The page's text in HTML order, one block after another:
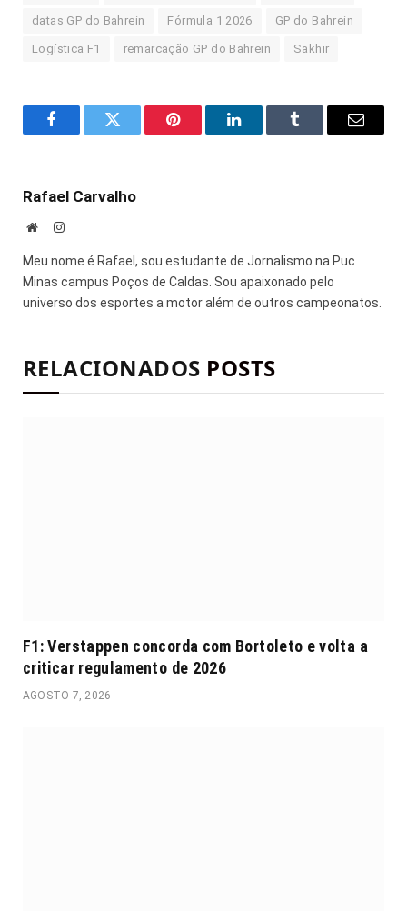
datas GP do Bahrein Fórmula 1 2026 GP do Bahrein
Logística F1 remarcação GP do Bahrein Sakhir
FacebookTwitter Pinterest LinkedInTumblr
E-
Rafael Carvalho
Site Instagram
Meu nome é Rafael, sou estudante de Jornalismo na Puc
Minas campus Poços de Caldas. Sou apaixonado pelo
universo dos esportes a motor além de outros campeonatos.
RELACIONADOS POSTS
F1: Verstappen concorda com Bortoleto e volta a
criticar regulamento de 2026
AGOSTO 7, 2026